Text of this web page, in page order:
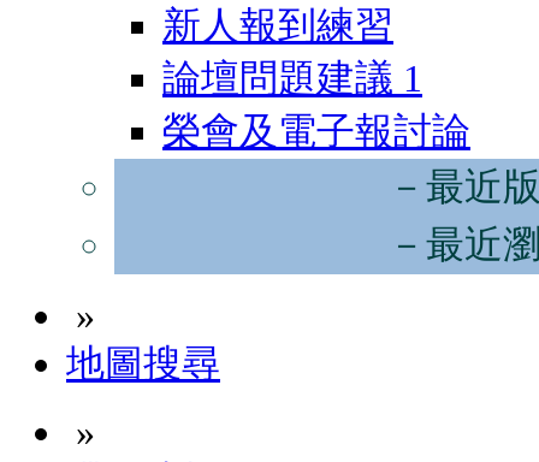
新人報到練習
論壇問題建議 1
榮會及電子報討論
－最近
－最近
»
地圖搜尋
»